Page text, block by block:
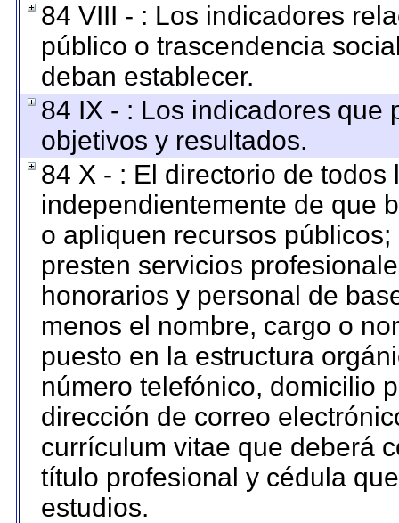
84 VIII - : Los indicadores
público o trascendencia
deban establecer.
84 IX - : Los indicadores que
objetivos y resultados.
84 X - : El directorio de
independientemente de que
o apliquen recursos
presten servicios
honorarios y personal de
menos el nombre, cargo o
puesto en la estructura
número telefónico, domicilio
dirección de correo
currículum vitae que deberá
título profesional y cédula
estudios.